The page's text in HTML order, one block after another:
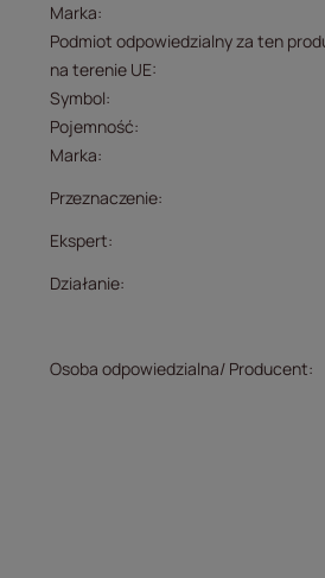
Marka
Podmiot odpowiedzialny za ten
na terenie UE
Symbol
Pojemność
Marka
Przeznaczenie
Ekspert
Działanie
Osoba odpowiedzialna/ Producent